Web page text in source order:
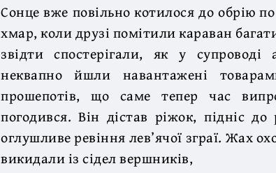
Сонце вже повільно котилося до обрію
хмар, коли друзі помітили караван
звідти спостерігали, як у супроводі
неквапно йшли навантажені
прошепотів, що саме тепер час
погодився. Він дістав ріжок, підніс
оглушливе ревіння лев’ячої зграї. Жах
викидали із сідел вершників,